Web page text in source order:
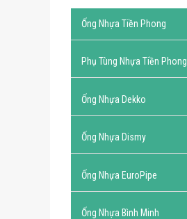
Ống Nhựa Tiền Phong
Phụ Tùng Nhựa Tiền Phong
Ống Nhựa Dekko
Ống Nhựa Dismy
Ống Nhựa EuroPipe
Ống Nhựa Bình Minh